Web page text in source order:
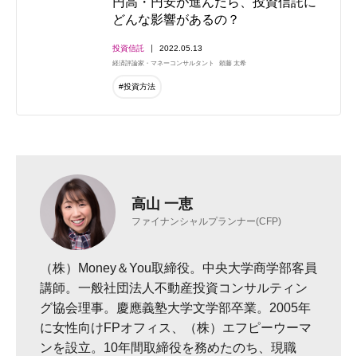
どんな影響があるの？
投資信託 2022.05.13
経済評論家・マネーコンサルタント 頼藤 太希
#投資方法
高山 一恵
ファイナンシャルプランナー(CFP)
（株）Money＆You取締役。中央大学商学部客員
講師。一般社団法人不動産投資コンサルティン
グ協会理事。慶應義塾大学文学部卒業。2005年
に女性向けFPオフィス、（株）エフピーウーマ
ンを設立。10年間取締役を務めたのち、現職